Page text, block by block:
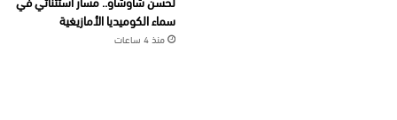
سماء الكوميديا الأمازيغية
منذ 4 ساعات